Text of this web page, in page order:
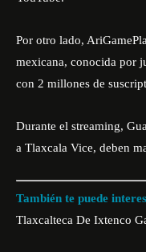
Por otro lado,
mexicana, conocida por
con 2 millones de
Durante el streaming,
a Tlaxcala Vice, deben
También te puede
Tlaxcalteca De Ixtenco